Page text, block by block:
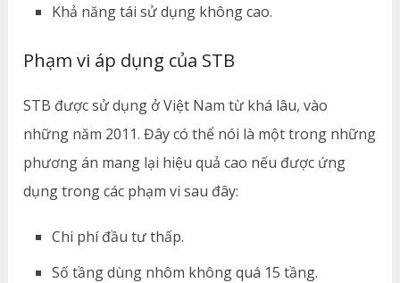
Khả năng tái sử dụng không cao.
Phạm vi áp dụng của STB
STB được sử dụng ở Việt Nam từ khá lâu, vào
những năm 2011. Đây có thể nói là một trong những
phương án mang lại hiệu quả cao nếu được ứng
dụng trong các phạm vi sau đây:
Chi phí đầu tư thấp.
Số tầng dùng nhôm không quá 15 tầng.